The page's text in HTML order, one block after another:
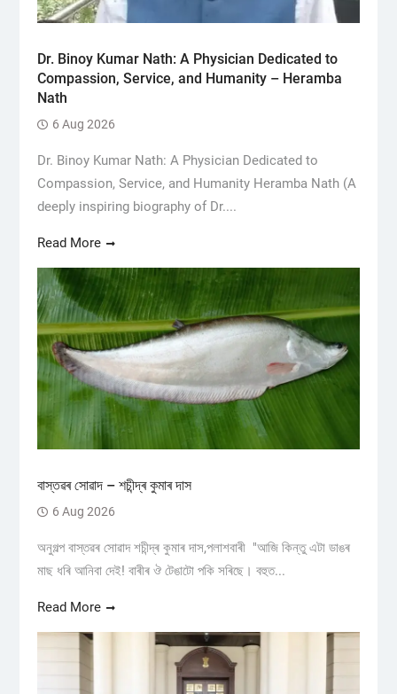
Dr. Binoy Kumar Nath: A Physician Dedicated to
Compassion, Service, and Humanity – Heramba
Nath
6 Aug 2026
Dr. Binoy Kumar Nath: A Physician Dedicated to
Compassion, Service, and Humanity Heramba Nath (A
deeply inspiring biography of Dr....
Read More
বাস্তৱৰ সোৱাদ – শচীন্দ্ৰ কুমাৰ দাস
6 Aug 2026
অনুগল্প বাস্তৱৰ সোৱাদ শচীন্দ্ৰ কুমাৰ দাস,পলাশবাৰী "আজি কিন্তু এটা ডাঙৰ
মাছ ধৰি আনিবা দেই! বাৰীৰ ঔ টেঙাটো পকি সৰিছে। বহুত...
Read More